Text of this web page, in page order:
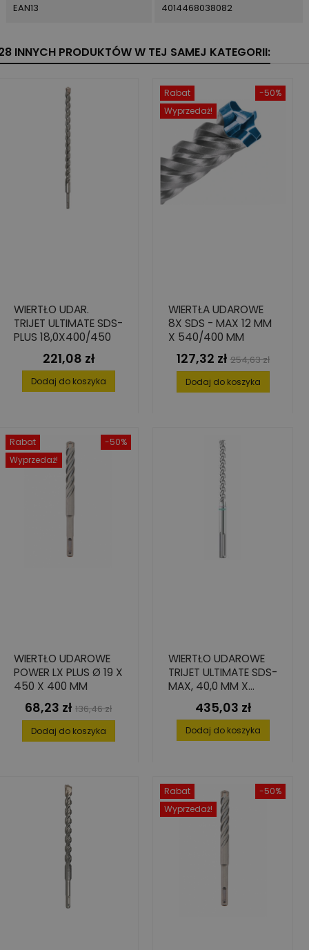
EAN13 4014468038082
INNYCH PRODUKTÓW W TEJ SAMEJ KATEGORII:
WIERTŁO UDAR.
TRIJET ULTIMATE SDS-
PLUS 18,0X400/450
Cena
221,08 zł
Dodaj do koszyka
-50%
Rabat
Wyprzedaż!
WIERTŁA UDAROWE
8X SDS - MAX 12 MM
X 540/400 MM
Cena
127,32 zł Cena
podstawowa
254,63 zł
Dodaj do koszyka
-50%
Rabat
Wyprzedaż!
WIERTŁO UDAROWE
POWER LX PLUS Ø 19 X
450 X 400 MM
Cena
68,23 zł Cena
podstawowa
136,46 zł
Dodaj do koszyka
WIERTŁO UDAROWE
TRIJET ULTIMATE SDS-
MAX, 40,0 MM X
200/320 MM
Cena
435,03 zł
Dodaj do koszyka
-50%
Rabat
Wyprzedaż!